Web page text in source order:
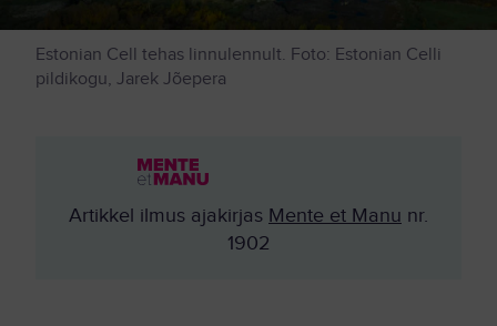
Estonian Cell tehas linnulennult. Foto: Estonian Celli
pildikogu, Jarek Jõepera
Artikkel ilmus ajakirjas Mente et Manu nr.
1902